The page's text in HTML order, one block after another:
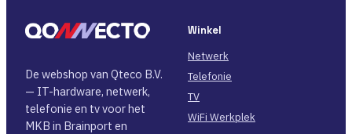
De webshop van Qteco B.V.
— IT-hardware, netwerk,
telefonie en tv voor het
MKB in Brainport en
Winkel
Netwerk
Telefonie
TV
WiFi Werkplek